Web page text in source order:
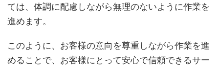
ては、体調に配慮しながら無理のないように作業を
進めます。
このように、お客様の意向を尊重しながら作業を進
めることで、お客様にとって安心で信頼できるサー